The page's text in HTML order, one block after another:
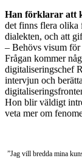
Han förklarar att
det finns flera olika
dialekten, och att
– Behövs visum
Frågan kommer
digitaliseringschef
intervjun och
Hon blir väldigt
veta mer om
”Jag vill bredda mina